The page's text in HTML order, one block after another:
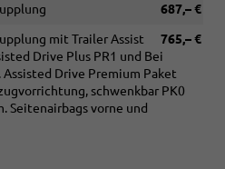
687,– €
765,– €
mit Trailer Assist
Drive Plus PR1 und Bei
Assisted Drive Premium Paket
schwenkbar PK0
Seitenairbags vorne und